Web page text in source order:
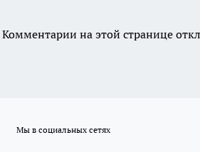
Комментарии на этой странице
Мы в социальных сетях